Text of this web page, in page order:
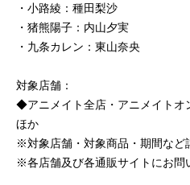
・小路綾：種田梨沙
・猪熊陽子：内山夕実
・九条カレン：東山奈央
対象店舗：
◆アニメイト全店・アニメイトオ
ほか
※対象店舗・対象商品・期間など
※各店舗及び各通販サイトにお問